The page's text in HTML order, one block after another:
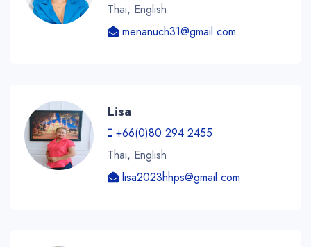
Thai, English
menanuch31@gmail.com
Lisa
+66(0)80 294 2455
Thai, English
lisa2023hhps@gmail.com